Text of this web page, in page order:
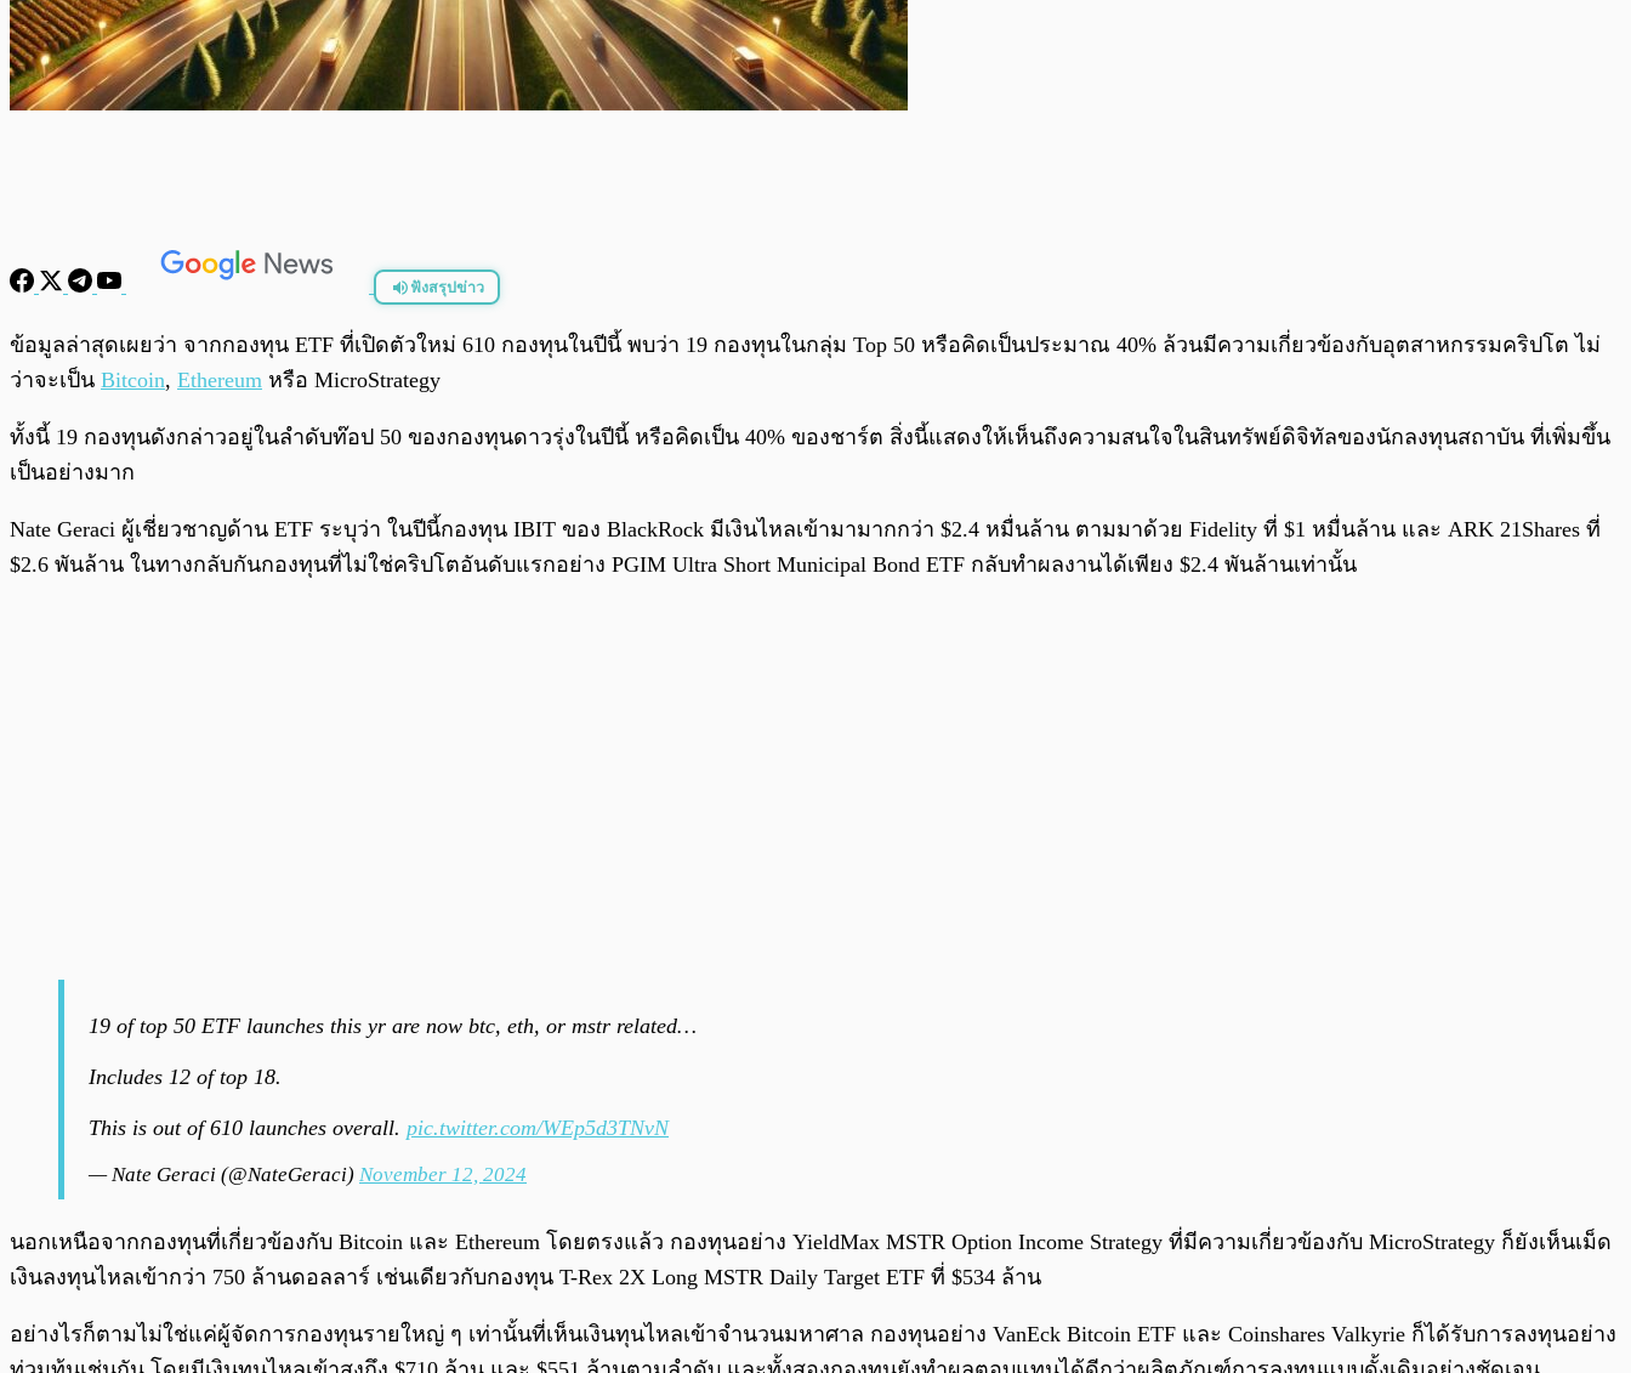
ฟังสรุปข่าว
พร้อมเล่น 0:00
ข้อมูลล่าสุดเผยว่า จากกองทุน ETF ที่เปิดตัวใหม่ 610 กองทุนในปีนี้ พบว่า 19 กองทุนในกลุ่ม Top 50 หรือคิดเป็นประมาณ 40% ล้วนมีความเกี่ยวข้องกับอุตสาหกรรมคริปโต ไม่
ว่าจะเป็น Bitcoin, Ethereum หรือ MicroStrategy
ทั้งนี้ 19 กองทุนดังกล่าวอยู่ในลำดับท๊อป 50 ของกองทุนดาวรุ่งในปีนี้ หรือคิดเป็น 40% ของชาร์ต สิ่งนี้แสดงให้เห็นถึงความสนใจในสินทรัพย์ดิจิทัลของนักลงทุนสถาบัน ที่เพิ่มขึ้น
เป็นอย่างมาก
Nate Geraci ผู้เชี่ยวชาญด้าน ETF ระบุว่า ในปีนี้กองทุน IBIT ของ BlackRock มีเงินไหลเข้ามามากกว่า $2.4 หมื่นล้าน ตามมาด้วย Fidelity ที่ $1 หมื่นล้าน และ ARK 21Shares ที่
$2.6 พันล้าน ในทางกลับกันกองทุนที่ไม่ใช่คริปโตอันดับแรกอย่าง PGIM Ultra Short Municipal Bond ETF กลับทำผลงานได้เพียง $2.4 พันล้านเท่านั้น
19 of top 50 ETF launches this yr are now btc, eth, or mstr related…
Includes 12 of top 18.
This is out of 610 launches overall. pic.twitter.com/WEp5d3TNvN
— Nate Geraci (@NateGeraci) November 12, 2024
นอกเหนือจากกองทุนที่เกี่ยวข้องกับ Bitcoin และ Ethereum โดยตรงแล้ว กองทุนอย่าง YieldMax MSTR Option Income Strategy ที่มีความเกี่ยวข้องกับ MicroStrategy ก็ยังเห็นเม็ด
เงินลงทุนไหลเข้ากว่า 750 ล้านดอลลาร์ เช่นเดียวกับกองทุน T-Rex 2X Long MSTR Daily Target ETF ที่ $534 ล้าน
อย่างไรก็ตามไม่ใช่แค่ผู้จัดการกองทุนรายใหญ่ ๆ เท่านั้นที่เห็นเงินทุนไหลเข้าจำนวนมหาศาล กองทุนอย่าง VanEck Bitcoin ETF และ Coinshares Valkyrie ก็ได้รับการลงทุนอย่าง